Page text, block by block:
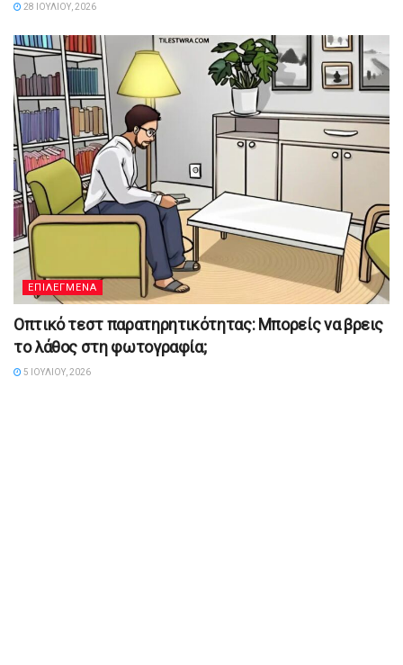
28 ΙΟΥΛΊΟΥ, 2026
ΕΠΙΛΕΓΜΕΝΑ
Οπτικό τεστ παρατηρητικότητας: Μπορείς να βρεις
το λάθος στη φωτογραφία;
5 ΙΟΥΛΊΟΥ, 2026